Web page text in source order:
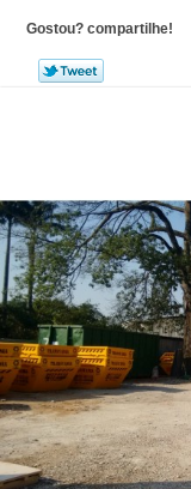
Gostou? compartilhe!